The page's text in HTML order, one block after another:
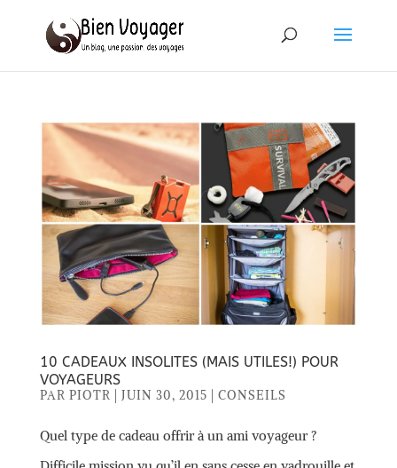
10 CADEAUX INSOLITES (MAIS UTILES!) POUR
VOYAGEURS
PAR PIOTR JUIN 30, 2015 CONSEILS
Quel type de cadeau offrir à un ami voyageur ?